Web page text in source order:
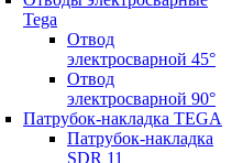
Tega
Отвод
электросварной 45°
Отвод
электросварной 90°
Патрубок-накладка TEGA
Патрубок-накладка
SDR 11